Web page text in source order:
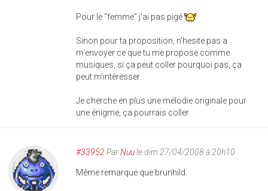
Pour le "femme" j'ai pas pigé
Sinon pour ta proposition, n'hesite pas a
m'envoyer ce que tu me propose comme
musiques, si ça peut coller pourquoi pas, ça
peut m'intérésser.
Je cherche en plus une mélodie originale pour
une énigme, ça pourrais coller.
#33952 ParNuule dim 27/04/2008 à 20h10
Même remarque que brunhild.